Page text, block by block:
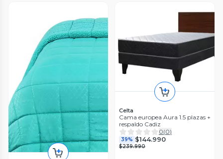
Celta
Cama europea Aura 1.5 plazas +
respaldo Cadiz
0(0)
39% $144.990
$239.990